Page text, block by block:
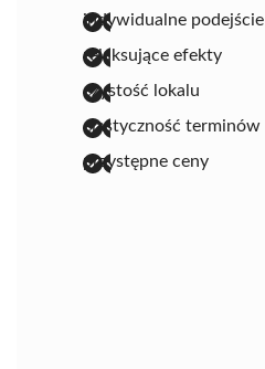
indywidualne podejście
relaksujące efekty
czystość lokalu
elastyczność terminów
przystępne ceny